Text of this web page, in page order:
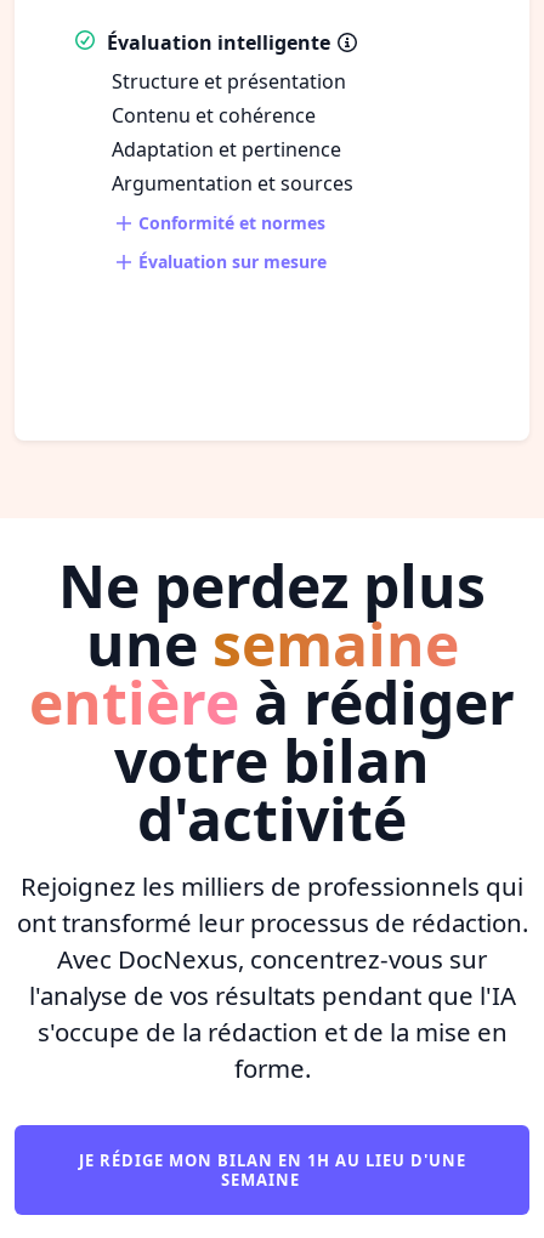
Évaluation intelligente
Structure et présentation
Contenu et cohérence
Adaptation et pertinence
Argumentation et sources
Conformité et normes
Évaluation sur mesure
Ne perdez plus
une semaine
entière à rédiger
votre bilan
d'activité
Rejoignez les milliers de professionnels qui
ont transformé leur processus de rédaction.
Avec DocNexus, concentrez-vous sur
l'analyse de vos résultats pendant que l'IA
s'occupe de la rédaction et de la mise en
forme.
JE RÉDIGE MON BILAN EN 1H AU LIEU D'UNE
SEMAINE